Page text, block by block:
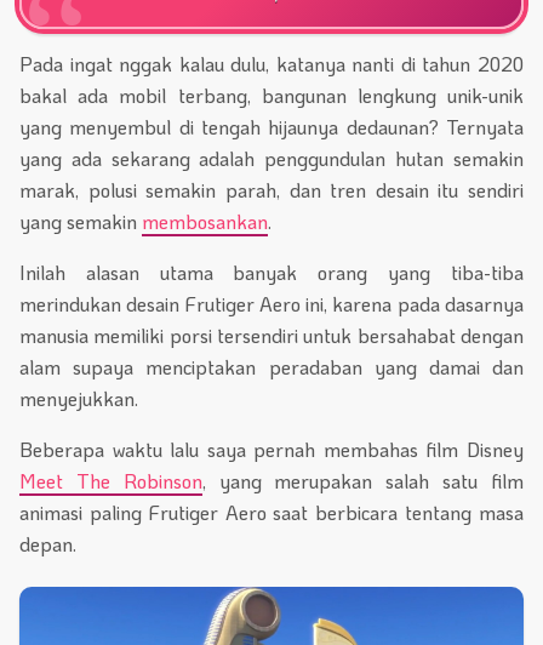
Pada ingat nggak kalau dulu, katanya nanti di tahun 2020
bakal ada mobil terbang, bangunan lengkung unik-unik
yang menyembul di tengah hijaunya dedaunan? Ternyata
yang ada sekarang adalah penggundulan hutan semakin
marak, polusi semakin parah, dan tren desain itu sendiri
yang semakin membosankan.
Inilah alasan utama banyak orang yang tiba-tiba
merindukan desain Frutiger Aero ini, karena pada dasarnya
manusia memiliki porsi tersendiri untuk bersahabat dengan
alam supaya menciptakan peradaban yang damai dan
menyejukkan.
Beberapa waktu lalu saya pernah membahas film Disney
Meet The Robinson, yang merupakan salah satu film
animasi paling Frutiger Aero saat berbicara tentang masa
depan.